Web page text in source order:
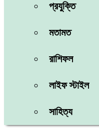
প্রযুক্তি
মতামত
রাশিফল
লাইফ স্টাইল
সাহিত্য